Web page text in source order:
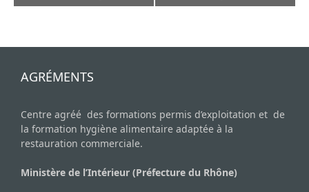
v
g
o
n
É
AGRÉMENTS
Centre agréé des formations permis d’exploitation et de
la formation hygiène alimentaire adaptée à la
restauration commerciale.
Ministère de l’Intérieur (Préfecture du Rhône)